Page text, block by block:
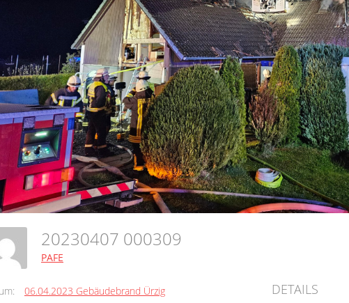
20230407 000309
PAFE
06.04.2023 Gebäudebrand Ürzig DETAILS